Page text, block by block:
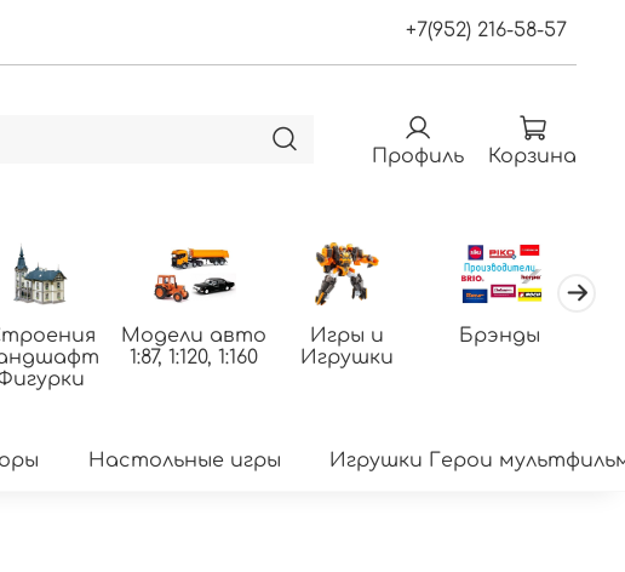
+7(952) 216-58-57
Профиль Корзина
Модели авто
1:87, 1:120, 1:160
Игры и
Игрушки
Брэнды
Настольные игры Игрушки Герои